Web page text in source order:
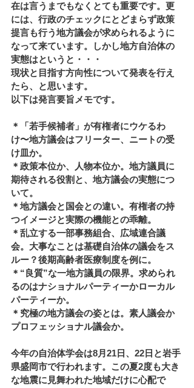
在は言うまでもなくとても重要です。更
には、行政のチェックにとどまらず政策
提言も行う地方議会が求められるように
なって来ています。しかし地方自治体の
実態はというと・・・
現状と目指す方向性について発表を行え
たら、と思います。
以下は発言要旨メモです。
＊「若手候補者」が有権者にウケるわ
け〜地方議会はフリーター、ニートの受
け皿か。
＊政策本位か、人物本位か。地方議員に
期待される役割と、地方議会の実態につ
いて。
＊地方議会と国会との違い。有権者の持
つイメージと実際の機能との乖離。
＊乱立する一部事務組合、広域連合議
会。大事なことは基礎自治体の議会をス
ルー？後期高齢者医療制度を例に。
＊“良質”な一地方議員の限界。求められ
るのはナショナルパーティーかローカル
パーティーか。
＊究極の地方議会の姿とは。素人議会か
プロフェッショナル議会か。
今年の自治体学会は8月21日、22日と岩手
県盛岡市で行われます。この夏2度も大き
な地震に見舞われた地域だけに心配で